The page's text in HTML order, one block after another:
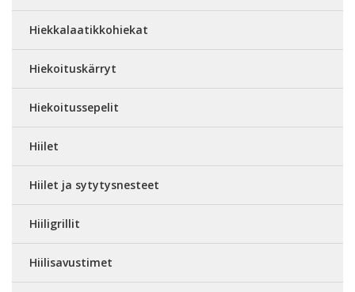
Hiekkalaatikkohiekat
Hiekoituskärryt
Hiekoitussepelit
Hiilet
Hiilet ja sytytysnesteet
Hiiligrillit
Hiilisavustimet